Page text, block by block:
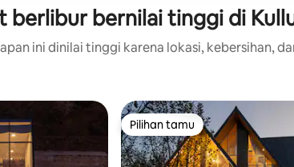
berlibur bernilai tinggi di
ini dinilai tinggi karena lokasi, kebersihan,
Pilihan tamu
Pilihan tamu